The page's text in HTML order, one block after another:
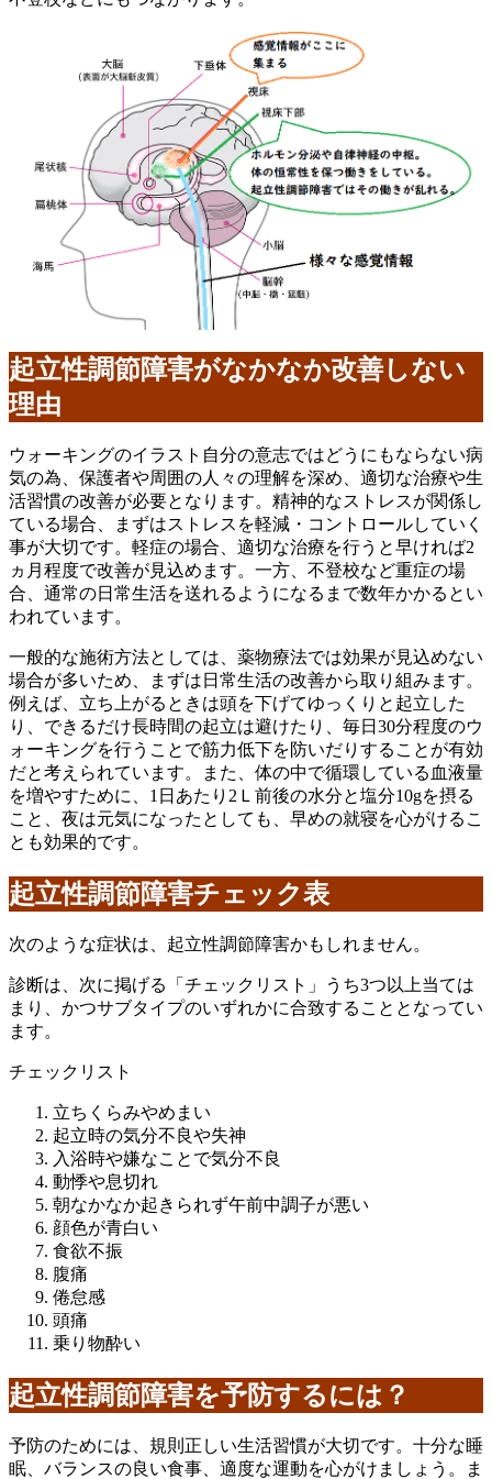
起立性調節障害がなかなか改善しない
理由
ウォーキングのイラスト自分の意志ではどうにもならない病
気の為、保護者や周囲の人々の理解を深め、適切な治療や生
活習慣の改善が必要となります。精神的なストレスが関係し
ている場合、まずはストレスを軽減・コントロールしていく
事が大切です。軽症の場合、適切な治療を行うと早ければ2
ヵ月程度で改善が見込めます。一方、不登校など重症の場
合、通常の日常生活を送れるようになるまで数年かかるとい
われています。
一般的な施術方法としては、薬物療法では効果が見込めない
場合が多いため、まずは日常生活の改善から取り組みます。
例えば、立ち上がるときは頭を下げてゆっくりと起立した
り、できるだけ長時間の起立は避けたり、毎日30分程度のウ
ォーキングを行うことで筋力低下を防いだりすることが有効
だと考えられています。また、体の中で循環している血液量
を増やすために、1日あたり2Ｌ前後の水分と塩分10gを摂る
こと、夜は元気になったとしても、早めの就寝を心がけるこ
とも効果的です。
起立性調節障害チェック表
次のような症状は、起立性調節障害かもしれません。
診断は、次に掲げる「チェックリスト」うち3つ以上当ては
まり、かつサブタイプのいずれかに合致することとなってい
ます。
チェックリスト
立ちくらみやめまい
起立時の気分不良や失神
入浴時や嫌なことで気分不良
動悸や息切れ
朝なかなか起きられず午前中調子が悪い
顔色が青白い
食欲不振
腹痛
倦怠感
頭痛
乗り物酔い
起立性調節障害を予防するには？
予防のためには、規則正しい生活習慣が大切です。十分な睡
眠、バランスの良い食事、適度な運動を心がけましょう。ま